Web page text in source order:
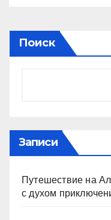
Поиск
Записи
Путешествие на
с духом